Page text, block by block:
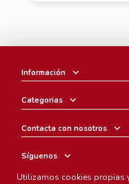
Información
Categorias
Contacta con nosotros
Síguenos
Utilizamos cookies propias